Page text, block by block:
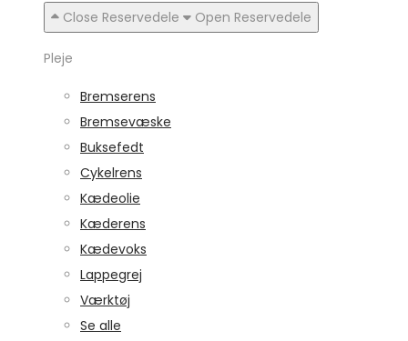
Close Reservedele
Open Reservedele
Pleje
Bremserens
Bremsevæske
Buksefedt
Cykelrens
Kædeolie
Kæderens
Kædevoks
Lappegrej
Værktøj
Se alle